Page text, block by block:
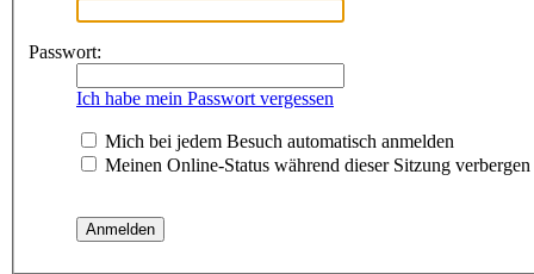
Passwort:
Ich habe mein Passwort vergessen
Mich bei jedem Besuch automatisch anmelden
Meinen Online-Status während dieser Sitzung verbergen